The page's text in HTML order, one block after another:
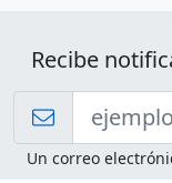
Recibe
Un correo